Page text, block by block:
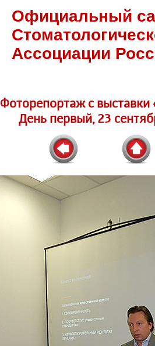
Официальный
Ассоциации
Фоторепортаж c выставки
День первый, 23